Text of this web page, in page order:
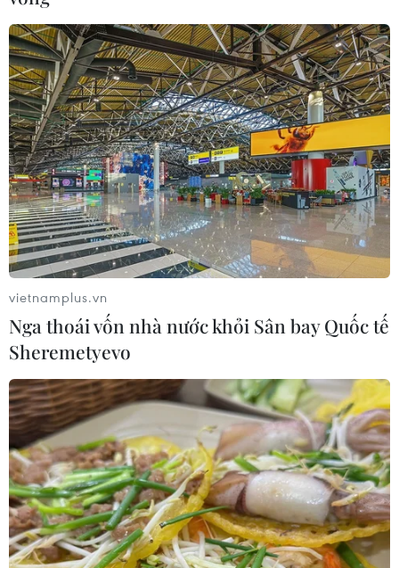
vietnamplus.vn
Nga thoái vốn nhà nước khỏi Sân bay Quốc tế
Sheremetyevo